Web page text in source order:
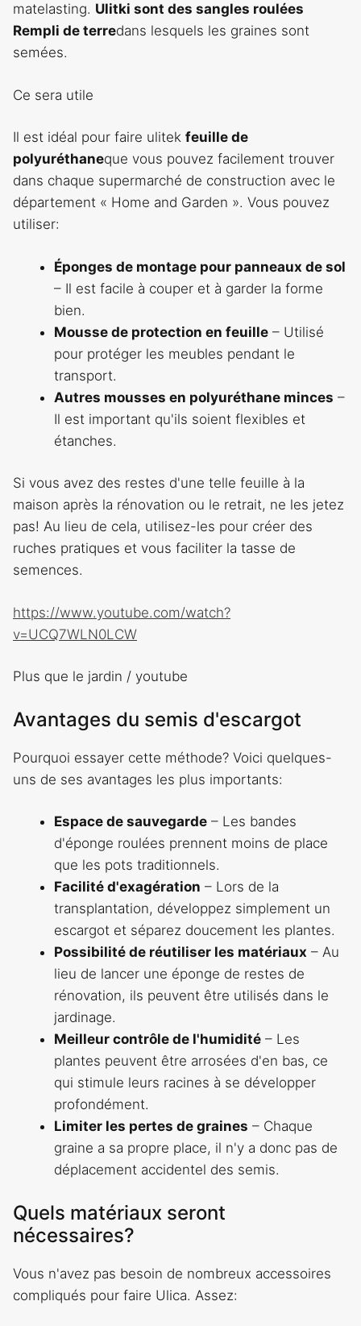
matelasting. Ulitki sont des sangles roulées
Rempli de terredans lesquels les graines sont
semées.
Ce sera utile
Il est idéal pour faire ulitek feuille de
polyuréthaneque vous pouvez facilement trouver
dans chaque supermarché de construction avec le
département « Home and Garden ». Vous pouvez
utiliser:
Éponges de montage pour panneaux de sol
– Il est facile à couper et à garder la forme
bien.
Mousse de protection en feuille – Utilisé
pour protéger les meubles pendant le
transport.
Autres mousses en polyuréthane minces –
Il est important qu'ils soient flexibles et
étanches.
Si vous avez des restes d'une telle feuille à la
maison après la rénovation ou le retrait, ne les jetez
pas! Au lieu de cela, utilisez-les pour créer des
ruches pratiques et vous faciliter la tasse de
semences.
https://www.youtube.com/watch?
v=UCQ7WLN0LCW
Plus que le jardin / youtube
Avantages du semis d'escargot
Pourquoi essayer cette méthode? Voici quelques-
uns de ses avantages les plus importants:
Espace de sauvegarde – Les bandes
d'éponge roulées prennent moins de place
que les pots traditionnels.
Facilité d'exagération – Lors de la
transplantation, développez simplement un
escargot et séparez doucement les plantes.
Possibilité de réutiliser les matériaux – Au
lieu de lancer une éponge de restes de
rénovation, ils peuvent être utilisés dans le
jardinage.
Meilleur contrôle de l'humidité – Les
plantes peuvent être arrosées d'en bas, ce
qui stimule leurs racines à se développer
profondément.
Limiter les pertes de graines – Chaque
graine a sa propre place, il n'y a donc pas de
déplacement accidentel des semis.
Quels matériaux seront
nécessaires?
Vous n'avez pas besoin de nombreux accessoires
compliqués pour faire Ulica. Assez: